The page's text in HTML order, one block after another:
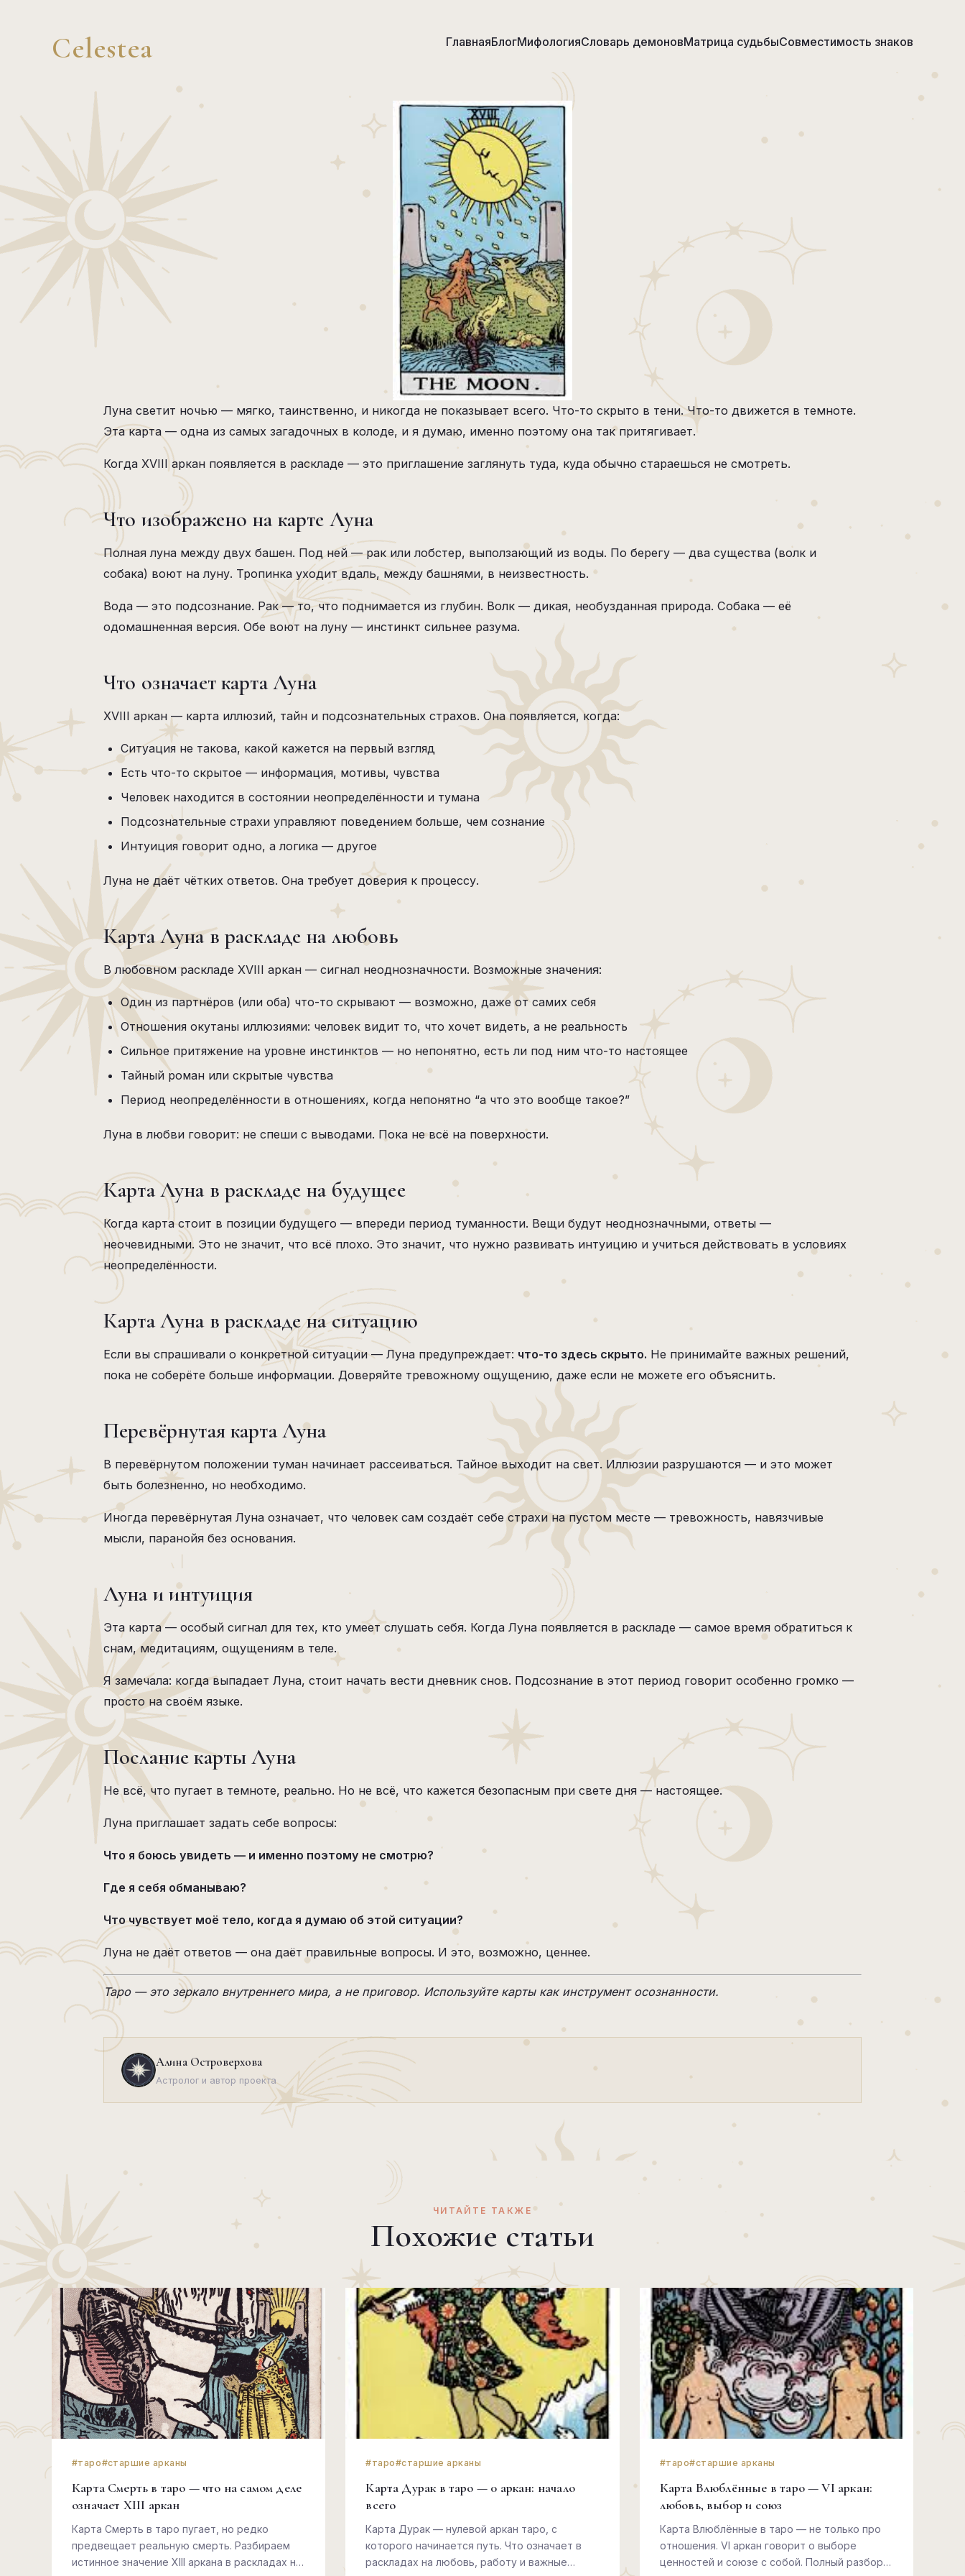
Celestea ГлавнаяБлогМифологияСловарь демоновМатрица судьбыСовместимость знаков
Луна светит ночью — мягко, таинственно, и никогда не показывает всего. Что-то скрыто в тени. Что-то движется в темноте.
Эта карта — одна из самых загадочных в колоде, и я думаю, именно поэтому она так притягивает.
Когда XVIII аркан появляется в раскладе — это приглашение заглянуть туда, куда обычно стараешься не смотреть.
Что изображено на карте Луна
Полная луна между двух башен. Под ней — рак или лобстер, выползающий из воды. По берегу — два существа (волк и
собака) воют на луну. Тропинка уходит вдаль, между башнями, в неизвестность.
Вода — это подсознание. Рак — то, что поднимается из глубин. Волк — дикая, необузданная природа. Собака — её
одомашненная версия. Обе воют на луну — инстинкт сильнее разума.
Что означает карта Луна
XVIII аркан — карта иллюзий, тайн и подсознательных страхов. Она появляется, когда:
Ситуация не такова, какой кажется на первый взгляд
Есть что-то скрытое — информация, мотивы, чувства
Человек находится в состоянии неопределённости и тумана
Подсознательные страхи управляют поведением больше, чем сознание
Интуиция говорит одно, а логика — другое
Луна не даёт чётких ответов. Она требует доверия к процессу.
Карта Луна в раскладе на любовь
В любовном раскладе XVIII аркан — сигнал неоднозначности. Возможные значения:
Один из партнёров (или оба) что-то скрывают — возможно, даже от самих себя
Отношения окутаны иллюзиями: человек видит то, что хочет видеть, а не реальность
Сильное притяжение на уровне инстинктов — но непонятно, есть ли под ним что-то настоящее
Тайный роман или скрытые чувства
Период неопределённости в отношениях, когда непонятно “а что это вообще такое?”
Луна в любви говорит: не спеши с выводами. Пока не всё на поверхности.
Карта Луна в раскладе на будущее
Когда карта стоит в позиции будущего — впереди период туманности. Вещи будут неоднозначными, ответы —
неочевидными. Это не значит, что всё плохо. Это значит, что нужно развивать интуицию и учиться действовать в условиях
неопределённости.
Карта Луна в раскладе на ситуацию
Если вы спрашивали о конкретной ситуации — Луна предупреждает: что-то здесь скрыто. Не принимайте важных решений,
пока не соберёте больше информации. Доверяйте тревожному ощущению, даже если не можете его объяснить.
Перевёрнутая карта Луна
В перевёрнутом положении туман начинает рассеиваться. Тайное выходит на свет. Иллюзии разрушаются — и это может
быть болезненно, но необходимо.
Иногда перевёрнутая Луна означает, что человек сам создаёт себе страхи на пустом месте — тревожность, навязчивые
мысли, паранойя без основания.
Луна и интуиция
Эта карта — особый сигнал для тех, кто умеет слушать себя. Когда Луна появляется в раскладе — самое время обратиться к
снам, медитациям, ощущениям в теле.
Я замечала: когда выпадает Луна, стоит начать вести дневник снов. Подсознание в этот период говорит особенно громко —
просто на своём языке.
Послание карты Луна
Не всё, что пугает в темноте, реально. Но не всё, что кажется безопасным при свете дня — настоящее.
Луна приглашает задать себе вопросы:
Что я боюсь увидеть — и именно поэтому не смотрю?
Где я себя обманываю?
Что чувствует моё тело, когда я думаю об этой ситуации?
Луна не даёт ответов — она даёт правильные вопросы. И это, возможно, ценнее.
Таро — это зеркало внутреннего мира, а не приговор. Используйте карты как инструмент осознанности.
Алина Островерхова
Астролог и автор проекта
ЧИТАЙТЕ ТАКЖЕ
Похожие статьи
#таро#старшие арканы
Карта Смерть в таро — что на самом деле
означает XIII аркан
Карта Смерть в таро пугает, но редко
предвещает реальную смерть. Разбираем
истинное значение XIII аркана в раскладах на
#таро#старшие арканы
Карта Дурак в таро — 0 аркан: начало
всего
Карта Дурак — нулевой аркан таро, с
которого начинается путь. Что означает в
раскладах на любовь, работу и важные
#таро#старшие арканы
Карта Влюблённые в таро — VI аркан:
любовь, выбор и союз
Карта Влюблённые в таро — не только про
отношения. VI аркан говорит о выборе
ценностей и союзе с собой. Полный разбор